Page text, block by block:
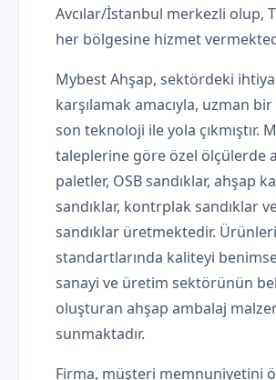
Avcılar/İstanbul merkezli olup,
her bölgesine hizmet
Mybest Ahşap, sektördeki
karşılamak amacıyla, uzman
son teknoloji ile yola çıkmıştır.
taleplerine göre özel ölçülerde
paletler, OSB sandıklar, ahşap
sandıklar, kontrplak sandıklar
sandıklar üretmektedir.
standartlarında kaliteyi
sanayi ve üretim sektörünün
oluşturan ahşap ambalaj
sunmaktadır.
Firma, müşteri memnuniyetini